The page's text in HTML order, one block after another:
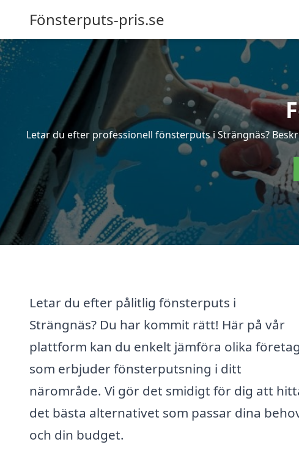
Fönsterputs-pris.se
Letar du efter professionell fönsterputs i Strängnäs?
Letar du efter pålitlig fönsterputs i
Strängnäs? Du har kommit rätt! Här på vår
plattform kan du enkelt jämföra olika företag
som erbjuder fönsterputsning i ditt
närområde. Vi gör det smidigt för dig att
det bästa alternativet som passar dina
och din budget.